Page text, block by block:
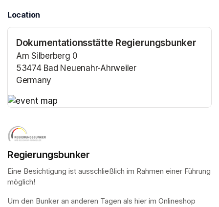
Location
Dokumentationsstätte Regierungsbunker
Am Silberberg 0
53474 Bad Neuenahr-Ahrweiler
Germany
Regierungsbunker
Eine Besichtigung ist ausschließlich im Rahmen einer Führung
möglich!
Um den Bunker an anderen Tagen als hier im Onlineshop